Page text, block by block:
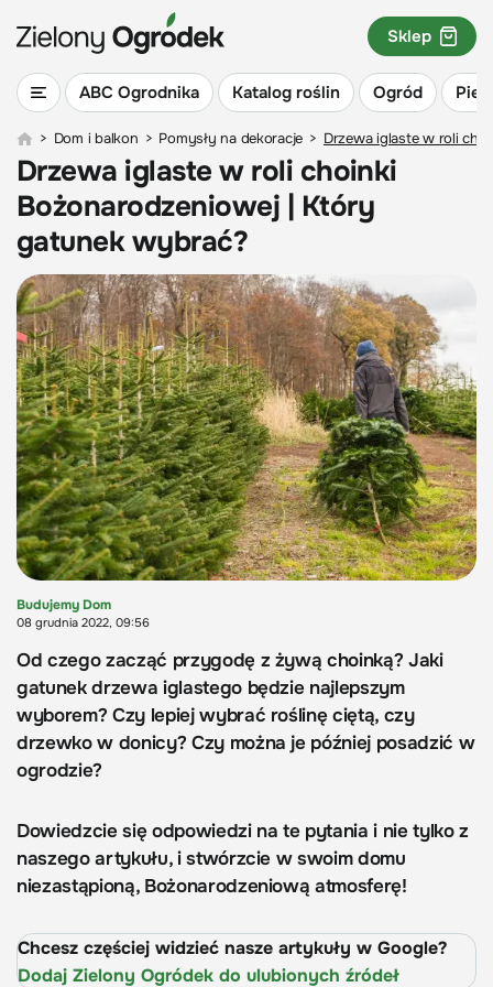
ABC Ogrodnika Katalog roślin Ogród
Sklep
> Dom i balkon > Pomysły na dekoracje > Drzewa iglaste w roli
Drzewa iglaste w roli choinki
Bożonarodzeniowej | Który
gatunek wybrać?
Budujemy Dom
08 grudnia 2022, 09:56
Od czego zacząć przygodę z żywą choinką? Jaki
gatunek drzewa iglastego będzie najlepszym
wyborem? Czy lepiej wybrać roślinę ciętą, czy
drzewko w donicy? Czy można je później posadzić w
ogrodzie?
Dowiedzcie się odpowiedzi na te pytania i nie tylko z
naszego artykułu, i stwórzcie w swoim domu
niezastąpioną, Bożonarodzeniową atmosferę!
Chcesz częściej widzieć nasze artykuły w Google?
Dodaj Zielony Ogródek do ulubionych źródeł